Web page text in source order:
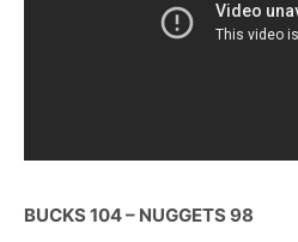
BUCKS 104 – NUGGETS 98